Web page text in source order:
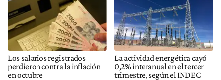
Los salarios registrados
perdieron contra la inflación
en octubre
La actividad energética cayó
0,2% interanual en el tercer
trimestre, según el INDEC